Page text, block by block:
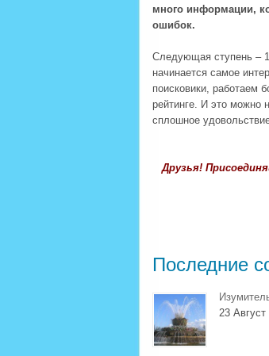
много информации,
ошибок.
Следующая ступень –
начинается самое
поисковики, работаем
рейтинге. И это можно
сплошное
Друзья!
Последние
23 Август